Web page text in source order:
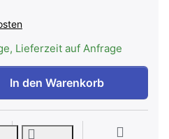
Lieferzeit auf Anfrage
2842 FBG1 Induktions-
In den Warenkorb